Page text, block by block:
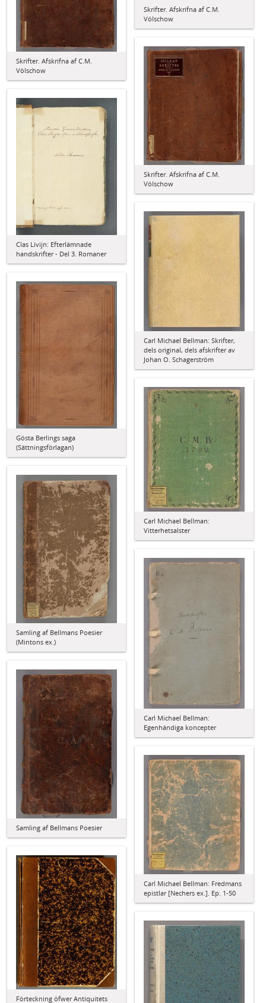
Skrifter. Afskrifna af C.M.
Völschow
Skrifter. Afskrifna af C.M.
Völschow
Skrifter. Afskrifna af C.M.
Völschow
Clas Livijn: Efterlämnade
handskrifter - Del 3. Romaner
Carl Michael Bellman: Skrifter,
dels original, dels afskrifter av
Johan O. Schagerström
Gösta Berlings saga
(Sättningsförlagan)
Carl Michael Bellman:
Vitterhetsalster
Samling af Bellmans Poesier
(Mintons ex.)
Carl Michael Bellman:
Egenhändiga koncepter
Samling af Bellmans Poesier
Carl Michael Bellman: Fredmans
epistlar [Nechers ex.]. Ep. 1-50
Förteckning öfwer Antiquitets